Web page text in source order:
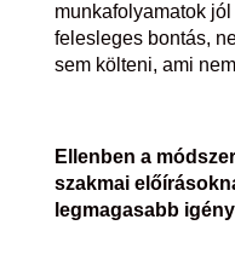
munkafolyamatok
felesleges bontás,
sem költeni, ami
Ellenben a
szakmai
legmagasabb